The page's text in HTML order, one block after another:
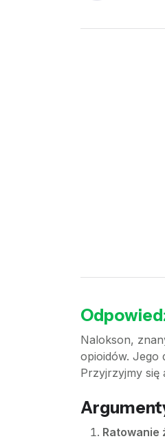
Nalokson,
opioidów. Jego
Przyjrzyjmy się
Ratowanie